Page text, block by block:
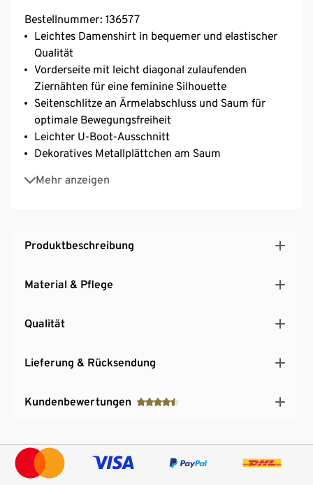
Bestellnummer: 136577
Leichtes Damenshirt in bequemer und elastischer
Qualität
Vorderseite mit leicht diagonal zulaufenden
Ziernähten für eine feminine Silhouette
Seitenschlitze an Ärmelabschluss und Saum für
optimale Bewegungsfreiheit
Leichter U-Boot-Ausschnitt
Dekoratives Metallplättchen am Saum
Mehr anzeigen
In dekorativem Glencheck-Dessin – zeitlos und
Mit Elasthan: formbeständig, perfekter Sitz, hoher
Produktbeschreibung
Material & Pflege
Qualität
Lieferung & Rücksendung
Kundenbewertungen